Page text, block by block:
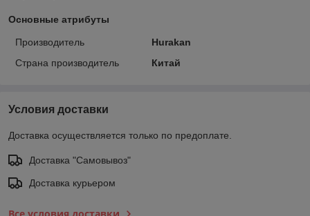
Основные атрибуты
Производитель
Hurakan
Страна производитель
Китай
Условия доставки
Доставка осуществляется только по предоплате.
Доставка "Самовывоз"
Доставка курьером